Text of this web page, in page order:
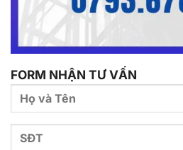
FORM NHẬN TƯ VẤN